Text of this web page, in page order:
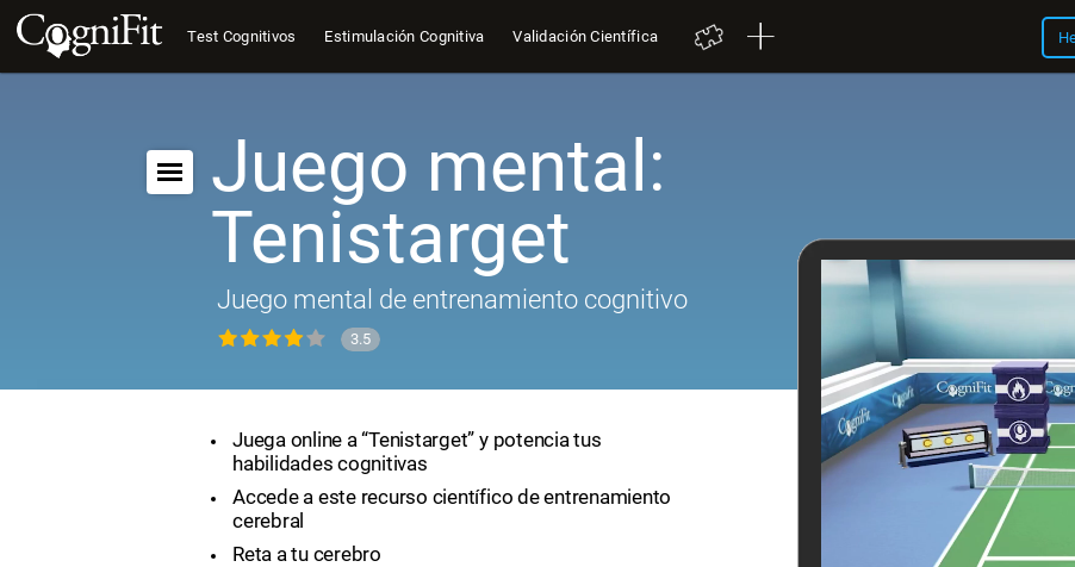
Test Cognitivos Estimulación Cognitiva Validación Científica
Juego mental:
Tenistarget
Juego mental de entrenamiento cognitivo
3.5
Juega online a “Tenistarget” y potencia tus
habilidades cognitivas
Accede a este recurso científico de entrenamiento
cerebral
Reta a tu cerebro